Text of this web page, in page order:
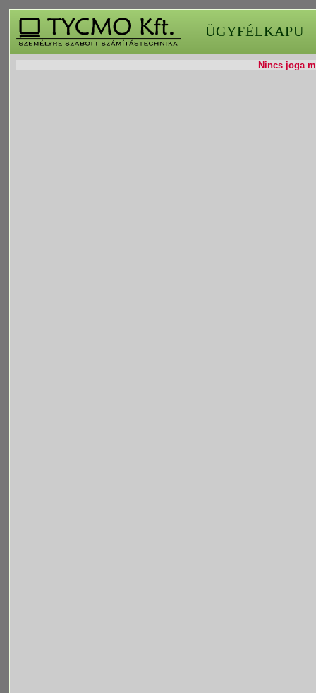
ÜGYFÉLKAPU
Nincs joga